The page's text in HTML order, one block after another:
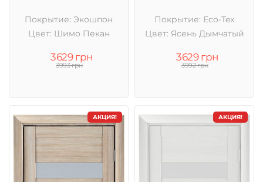
Покрытие: Экошпон
Цвет: Шимо Пекан
3629 грн
3993 грн
Покрытие: Eco-Tex
Цвет: Ясень Дымчатый
3629 грн
3992 грн
АКЦИЯ! АКЦИЯ!